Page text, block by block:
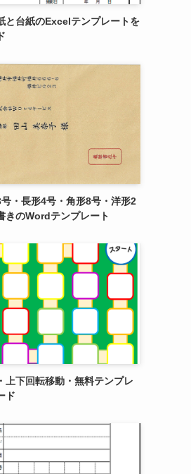
と台紙のExcelテンプレートを
・長形4号・角形8号・洋形2
きのWordテンプレート
上下回転移動・無料テンプレ
ド